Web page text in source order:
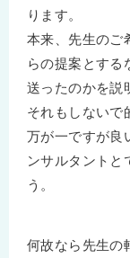
ります。
本来、先生のご
らの提案とする
送ったのかを説
それもしないで
万が一ですが良
ンサルタントと
う。
何故なら先生の